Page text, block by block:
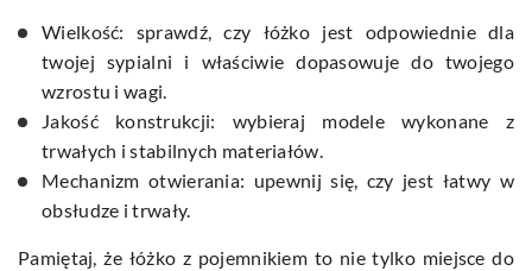
Wielkość: sprawdź, czy łóżko jest odpowiednie dla
twojej sypialni i właściwie dopasowuje do twojego
wzrostu i wagi.
Jakość konstrukcji: wybieraj modele wykonane z
trwałych i stabilnych materiałów.
Mechanizm otwierania: upewnij się, czy jest łatwy w
obsłudze i trwały.
Pamiętaj, że łóżko z pojemnikiem to nie tylko miejsce do